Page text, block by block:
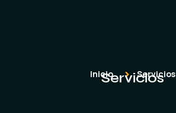
Inicio Servicios
Servicios